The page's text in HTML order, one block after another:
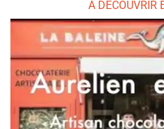
À DÉCOUVRIR